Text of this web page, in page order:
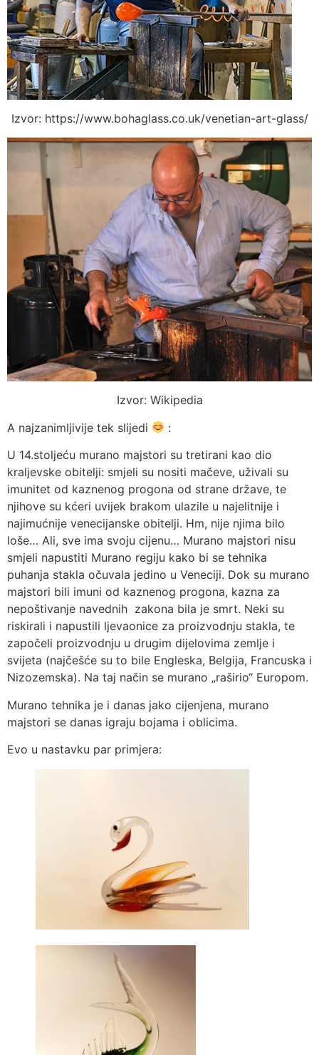
Izvor: https://www.bohaglass.co.uk/venetian-art-glass/
Izvor: Wikipedia
A najzanimljivije tek slijedi
:
U 14.stoljeću murano majstori su tretirani kao dio
kraljevske obitelji: smjeli su nositi mačeve, uživali su
imunitet od kaznenog progona od strane države, te
njihove su kćeri uvijek brakom ulazile u najelitnije i
najimućnije venecijanske obitelji. Hm, nije njima bilo
loše… Ali, sve ima svoju cijenu… Murano majstori nisu
smjeli napustiti Murano regiju kako bi se tehnika
puhanja stakla očuvala jedino u Veneciji. Dok su murano
majstori bili imuni od kaznenog progona, kazna za
nepoštivanje navednih zakona bila je smrt. Neki su
riskirali i napustili ljevaonice za proizvodnju stakla, te
započeli proizvodnju u drugim dijelovima zemlje i
svijeta (najčešće su to bile Engleska, Belgija, Francuska i
Nizozemska). Na taj način se murano „raširio“ Europom.
Murano tehnika je i danas jako cijenjena, murano
majstori se danas igraju bojama i oblicima.
Evo u nastavku par primjera: